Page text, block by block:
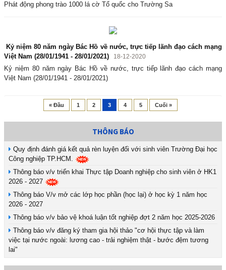
Phát động phong trào 1000 lá cờ Tổ quốc cho Trường Sa
Kỷ niệm 80 năm ngày Bác Hồ về nước, trực tiếp lãnh đạo cách mạng
Việt Nam (28/01/1941 - 28/01/2021)
18-12-2020
Kỷ niệm 80 năm ngày Bác Hồ về nước, trực tiếp lãnh đạo cách mạng
Việt Nam (28/01/1941 - 28/01/2021)
« Đầu 1 2 3 4 5 Cuối »
THÔNG BÁO
Quy định đánh giá kết quả rèn luyện đối với sinh viên Trường Đại học
Công nghiệp TP.HCM.
Thông báo v/v triển khai Thực tập Doanh nghiệp cho sinh viên ở HK1
2026 - 2027
Thông báo V/v mở các lớp học phần (học lại) ở học kỳ 1 năm học
2026 - 2027
Thông báo v/v bảo vệ khoá luận tốt nghiệp đợt 2 năm học 2025-2026
Thông báo v/v đăng ký tham gia hội thảo "cơ hội thực tập và làm
việc tại nước ngoài: lương cao - trải nghiệm thật - bước đệm tương
lai"